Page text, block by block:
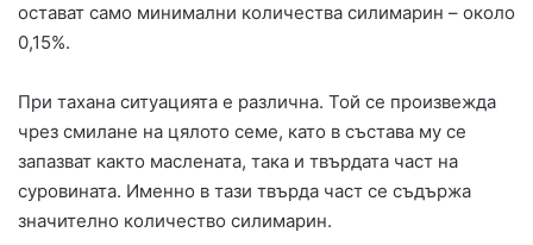
остават само минимални количества силимарин – около
0,15%.
При тахана ситуацията е различна. Той се произвежда
чрез смилане на цялото семе, като в състава му се
запазват както маслената, така и твърдата част на
суровината. Именно в тази твърда част се съдържа
значително количество силимарин.